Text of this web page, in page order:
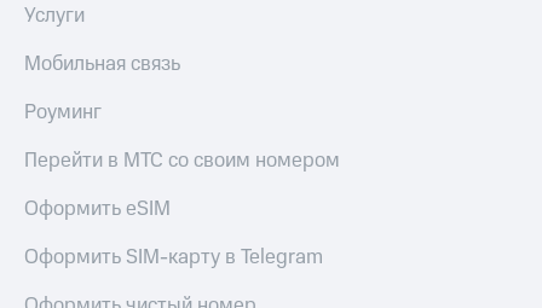
Услуги
Мобильная связь
Роуминг
Перейти в МТС со своим номером
Оформить eSIM
Оформить SIM-карту в Telegram